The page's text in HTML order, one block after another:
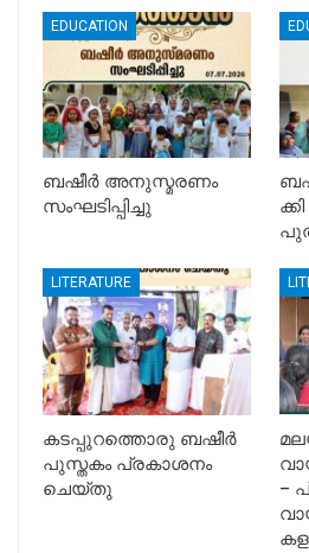
EDUCATION
ബഷീർ അനുസ്മരണം
സംഘടിപ്പിച്ചു
LITERATURE
കടപ്പുറത്തൊരു ബഷീർ
പുസ്തകം പ്രകാശനം
ചെയ്തു
–